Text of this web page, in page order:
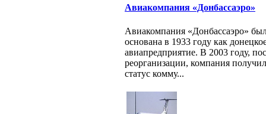
Авиакомпания «Донбассаэро»
Авиакомпания «Донбассаэро»
основана в 1933 году как
авиапредприятие. В 2003 году,
реорганизации, компания
статус комму...